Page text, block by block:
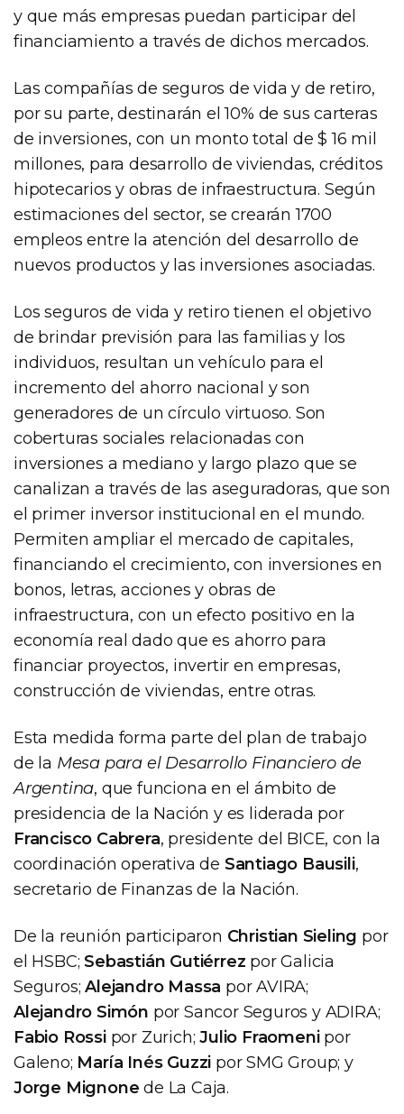
y que más empresas puedan participar del
financiamiento a través de dichos mercados.
Las compañías de seguros de vida y de retiro,
por su parte, destinarán el 10% de sus carteras
de inversiones, con un monto total de $ 16 mil
millones, para desarrollo de viviendas, créditos
hipotecarios y obras de infraestructura. Según
estimaciones del sector, se crearán 1700
empleos entre la atención del desarrollo de
nuevos productos y las inversiones asociadas.
Los seguros de vida y retiro tienen el objetivo
de brindar previsión para las familias y los
individuos, resultan un vehículo para el
incremento del ahorro nacional y son
generadores de un círculo virtuoso. Son
coberturas sociales relacionadas con
inversiones a mediano y largo plazo que se
canalizan a través de las aseguradoras, que son
el primer inversor institucional en el mundo.
Permiten ampliar el mercado de capitales,
financiando el crecimiento, con inversiones en
bonos, letras, acciones y obras de
infraestructura, con un efecto positivo en la
economía real dado que es ahorro para
financiar proyectos, invertir en empresas,
construcción de viviendas, entre otras.
Esta medida forma parte del plan de trabajo
de la Mesa para el Desarrollo Financiero de
Argentina, que funciona en el ámbito de
presidencia de la Nación y es liderada por
Francisco Cabrera, presidente del BICE, con la
coordinación operativa de Santiago Bausili,
secretario de Finanzas de la Nación.
De la reunión participaron Christian Sieling por
el HSBC;Sebastián Gutiérrez por Galicia
Seguros;Alejandro Massa por AVIRA;
Alejandro Simón por Sancor Seguros y ADIRA;
Fabio Rossipor Zurich;Julio Fraomenipor
Galeno; María Inés Guzzi por SMG Group; y
Jorge Mignone de La Caja.